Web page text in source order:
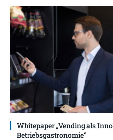
Whitepaper „Vending als
Betriebsgastronomie“